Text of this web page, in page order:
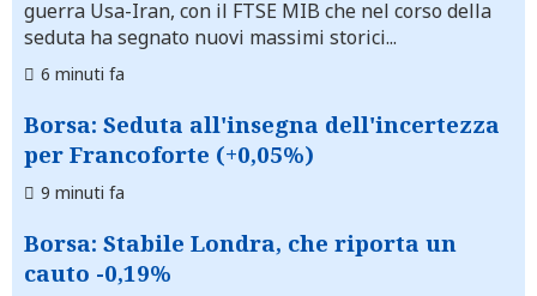
guerra Usa-Iran, con il FTSE MIB che nel corso della
seduta ha segnato nuovi massimi storici...
6 minuti fa
Borsa: Seduta all'insegna dell'incertezza
per Francoforte (+0,05%)
9 minuti fa
Borsa: Stabile Londra, che riporta un
cauto -0,19%